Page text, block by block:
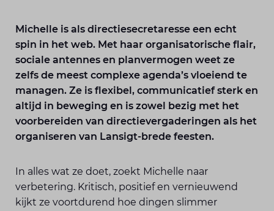
Michelle is als directiesecretaresse een echt
spin in het web. Met haar organisatorische flair,
sociale antennes en planvermogen weet ze
zelfs de meest complexe agenda’s vloeiend te
managen. Ze is flexibel, communicatief sterk en
altijd in beweging en is zowel bezig met het
voorbereiden van directievergaderingen als het
organiseren van Lansigt-brede feesten.
In alles wat ze doet, zoekt Michelle naar
verbetering. Kritisch, positief en vernieuwend
kijkt ze voortdurend hoe dingen slimmer